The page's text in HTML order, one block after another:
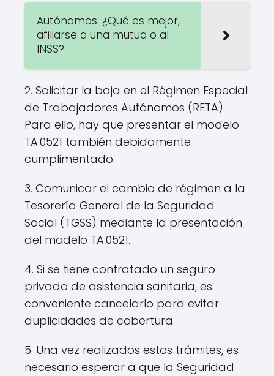
Autónomos: ¿Qué es mejor,
afiliarse a una mutua o al
INSS?
2. Solicitar la baja en el Régimen Especial
de Trabajadores Autónomos (RETA).
Para ello, hay que presentar el modelo
TA.0521 también debidamente
cumplimentado.
3. Comunicar el cambio de régimen a la
Tesorería General de la Seguridad
Social (TGSS) mediante la presentación
del modelo TA.0521.
4. Si se tiene contratado un seguro
privado de asistencia sanitaria, es
conveniente cancelarlo para evitar
duplicidades de cobertura.
5. Una vez realizados estos trámites, es
necesario esperar a que la Seguridad